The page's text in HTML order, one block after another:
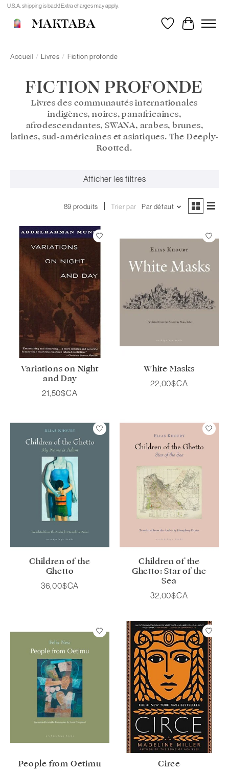
U.S.A. shipping is back! Extra charges may apply.
MAKTABA Liste de souhaits
Panier
Accueil / Livres / Fiction profonde
FICTION PROFONDE
Livres des communautés internationales
indigènes, noires, panafricaines,
afrodescendantes, SWANA, arabes, brunes,
latines, sud-américaines et asiatiques. The Deeply-
Rootted.
Afficher les filtres
89 produits Trier par Par défaut
Variations on Night
and Day
21,50$CA
White Masks
22,00$CA
Children of the
Ghetto
36,00$CA
Children of the
Ghetto: Star of the
Sea
32,00$CA
People from Oetimu Circe